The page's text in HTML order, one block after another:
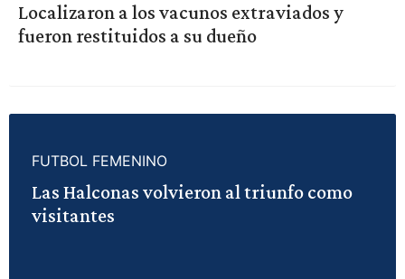
Localizaron a los vacunos extraviados y
fueron restituidos a su dueño
FUTBOL FEMENINO
Las Halconas volvieron al triunfo como
visitantes